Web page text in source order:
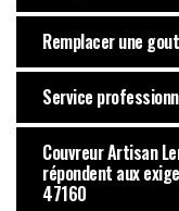
Remplacer une
Service
Couvreur Artisan
répondent aux
47160